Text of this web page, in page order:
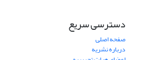
دسترسی سریع
صفحه اصلی
درباره نشریه